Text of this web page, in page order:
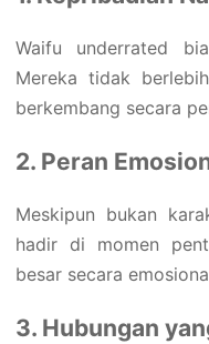
Waifu underrated
Mereka tidak
berkembang secara
2. Peran
Meskipun bukan
hadir di momen
besar secara
3. Hubungan